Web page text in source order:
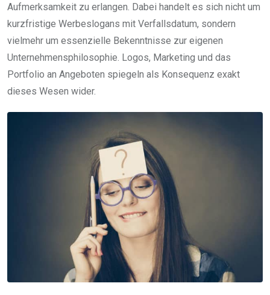
Aufmerksamkeit zu erlangen. Dabei handelt es sich nicht um
kurzfristige Werbeslogans mit Verfallsdatum, sondern
vielmehr um essenzielle Bekenntnisse zur eigenen
Unternehmensphilosophie. Logos, Marketing und das
Portfolio an Angeboten spiegeln als Konsequenz exakt
dieses Wesen wider.